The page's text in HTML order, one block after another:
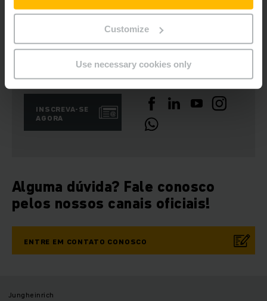
Customize
Use necessary cookies only
INSCREVA-SE
AGORA
Redes Sociais
Alguma dúvida? Fale conosco
pelos nossos canais oficiais!
ENTRE EM CONTATO CONOSCO
Jungheinrich